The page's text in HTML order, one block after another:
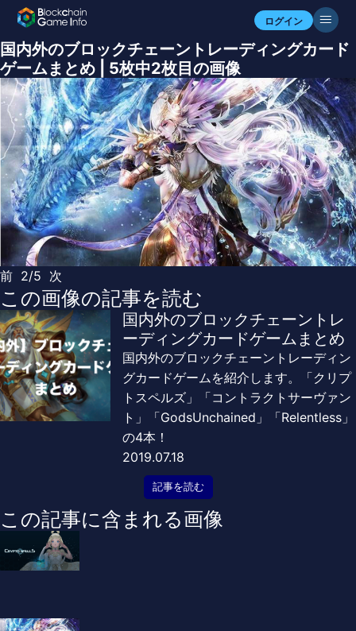
ログイン
国内外のブロックチェーントレーディングカード
ゲームまとめ | 5枚中2枚目の画像
前 2/5 次
この画像の記事を読む
国内外のブロックチェーントレ
ーディングカードゲームまとめ
国内外のブロックチェーントレーディン
グカードゲームを紹介します。「クリプ
トスペルズ」「コントラクトサーヴァン
ト」「GodsUnchained」「Relentless」
の4本！
2019.07.18
記事を読む
この記事に含まれる画像